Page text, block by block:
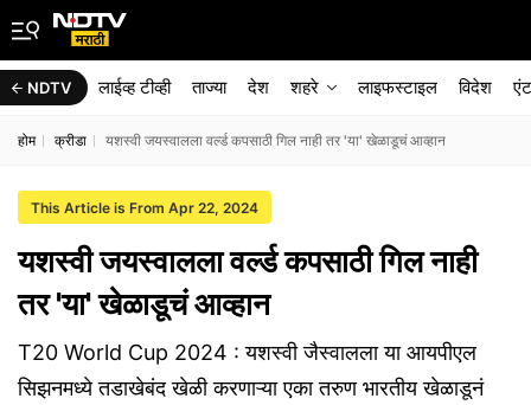
NDTV लाईव्ह टीव्ही ताज्या देश शहरे लाइफस्टाइल विदेश
होम क्रीडा यशस्वी जयस्वालला वर्ल्ड कपसाठी गिल नाही तर 'या' खेळाडूचं आव्हान
This Article is From Apr 22, 2024
यशस्वी जयस्वालला वर्ल्ड कपसाठी गिल नाही
तर 'या' खेळाडूचं आव्हान
T20 World Cup 2024 : यशस्वी जैस्वालला या आयपीएल
सिझनमध्ये तडाखेबंद खेळी करणाऱ्या एका तरुण भारतीय खेळाडूनं